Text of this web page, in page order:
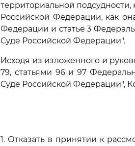
территориальной
Российской Федерации, как
Федерации и статье 3
Суде Российской Федерации".
Исходя из изложенного и
79, статьями 96 и 97
Суде Российской Федерации",
1. Отказать в принятии к